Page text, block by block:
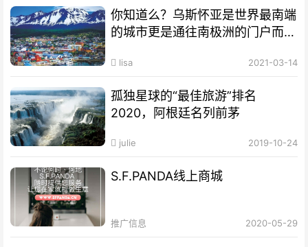
你知道么？乌斯怀亚是世界最南端
的城市更是通往南极洲的门户而驰
lisa 2021-03-14
孤独星球的“最佳旅游”排名
2020，阿根廷名列前茅
julie 2019-10-24
S.F.PANDA线上商城
推广信息 2020-05-29